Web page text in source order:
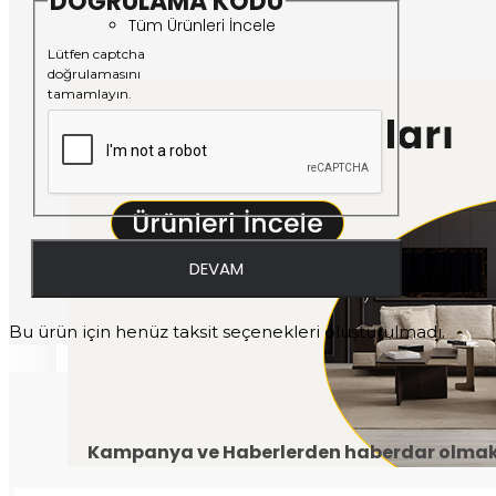
Tüm Ürünleri İncele
Lütfen captcha
doğrulamasını
tamamlayın.
DEVAM
Bu ürün için henüz taksit seçenekleri oluşturulmadı.
Kampanya ve Haberlerden haberdar